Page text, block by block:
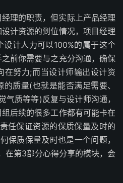
理的职责，但实际上产品经理
计资源的到位情况，项目经理
计人力可以100%的属于这个
前你需要与之充分沟通，确保
在努力;而当设计师输出设计资
质量(也就是能否满足需要、
气质等等)反复与设计师沟通，
后续的很多工作都有可能卡在
任保证资源的保质保量及时的
保质保量及时也是一个问题，
在第3部分心得分享的模块，会